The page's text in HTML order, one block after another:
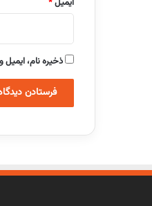
ایمیل*
ذخیره نام،